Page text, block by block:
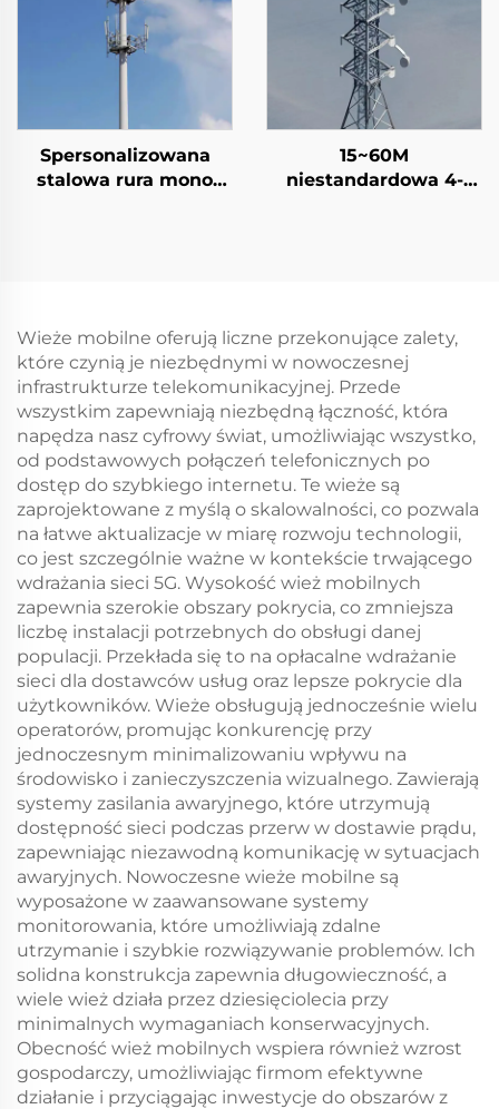
Spersonalizowana
stalowa rura mono
15~60M
niestandardowa 4-
Wieże mobilne oferują liczne przekonujące zalety,
które czynią je niezbędnymi w nowoczesnej
infrastrukturze telekomunikacyjnej. Przede
wszystkim zapewniają niezbędną łączność, która
napędza nasz cyfrowy świat, umożliwiając wszystko,
od podstawowych połączeń telefonicznych po
dostęp do szybkiego internetu. Te wieże są
zaprojektowane z myślą o skalowalności, co pozwala
na łatwe aktualizacje w miarę rozwoju technologii,
co jest szczególnie ważne w kontekście trwającego
wdrażania sieci 5G. Wysokość wież mobilnych
zapewnia szerokie obszary pokrycia, co zmniejsza
liczbę instalacji potrzebnych do obsługi danej
populacji. Przekłada się to na opłacalne wdrażanie
sieci dla dostawców usług oraz lepsze pokrycie dla
użytkowników. Wieże obsługują jednocześnie wielu
operatorów, promując konkurencję przy
jednoczesnym minimalizowaniu wpływu na
środowisko i zanieczyszczenia wizualnego. Zawierają
systemy zasilania awaryjnego, które utrzymują
dostępność sieci podczas przerw w dostawie prądu,
zapewniając niezawodną komunikację w sytuacjach
awaryjnych. Nowoczesne wieże mobilne są
wyposażone w zaawansowane systemy
monitorowania, które umożliwiają zdalne
utrzymanie i szybkie rozwiązywanie problemów. Ich
solidna konstrukcja zapewnia długowieczność, a
wiele wież działa przez dziesięciolecia przy
minimalnych wymaganiach konserwacyjnych.
Obecność wież mobilnych wspiera również wzrost
gospodarczy, umożliwiając firmom efektywne
działanie i przyciągając inwestycje do obszarów z